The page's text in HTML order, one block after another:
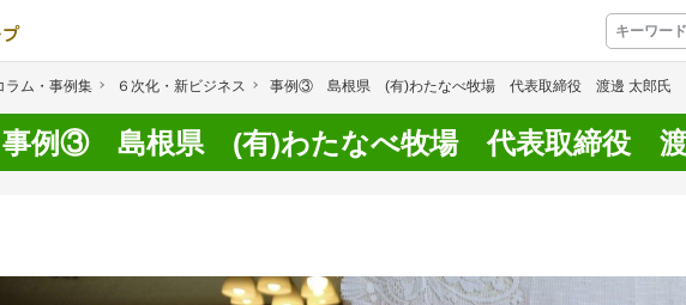
プレミアムサービス
ラム・事例集 ６次化・新ビジネス 事例③ 島根県 (有)わたなべ牧場 代表取締役 渡邊 太郎氏
事例③ 島根県 (有)わたなべ牧場 代表取締役 渡